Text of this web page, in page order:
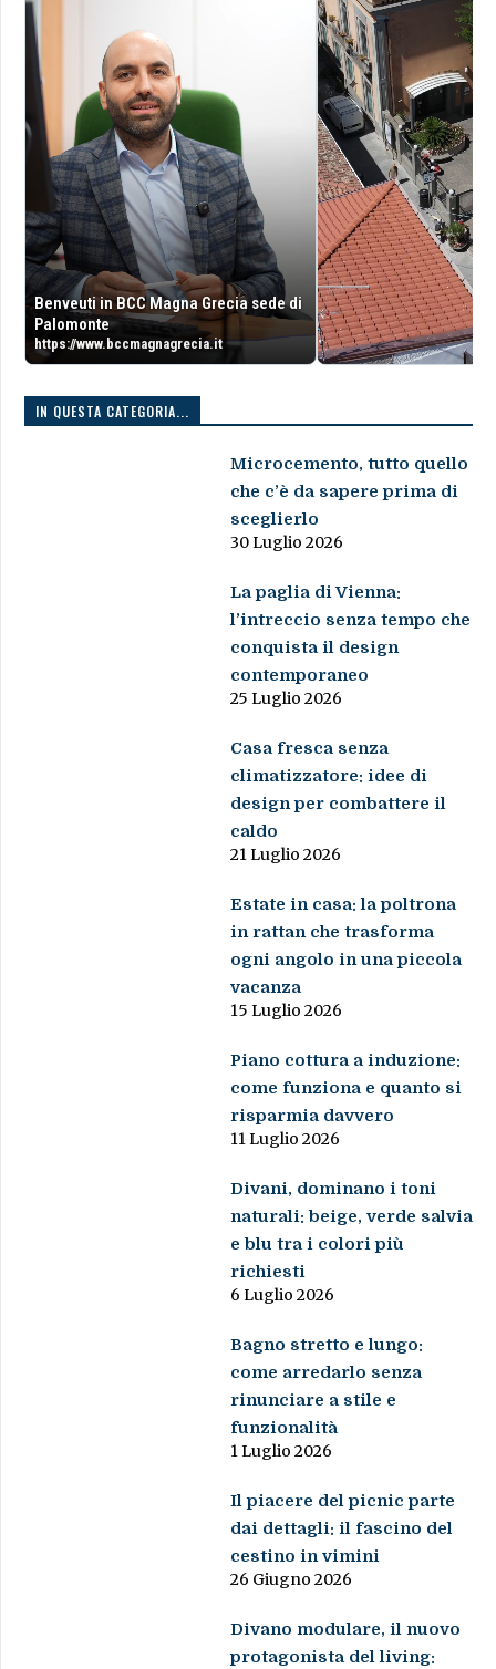
Benveuti in BCC Magna Grecia sede di
Palomonte
https://www.bccmagnagrecia.it
IN QUESTA CATEGORIA...
Microcemento, tutto quello
che c’è da sapere prima di
sceglierlo
30 Luglio 2026
La paglia di Vienna:
l’intreccio senza tempo che
conquista il design
contemporaneo
25 Luglio 2026
Casa fresca senza
climatizzatore: idee di
design per combattere il
caldo
21 Luglio 2026
Estate in casa: la poltrona
in rattan che trasforma
ogni angolo in una piccola
vacanza
15 Luglio 2026
Piano cottura a induzione:
come funziona e quanto si
risparmia davvero
11 Luglio 2026
Divani, dominano i toni
naturali: beige, verde salvia
e blu tra i colori più
richiesti
6 Luglio 2026
Bagno stretto e lungo:
come arredarlo senza
rinunciare a stile e
funzionalità
1 Luglio 2026
Il piacere del picnic parte
dai dettagli: il fascino del
cestino in vimini
26 Giugno 2026
Divano modulare, il nuovo
protagonista del living: